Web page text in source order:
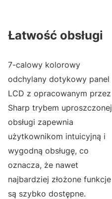
Łatwość obsługi
7-calowy kolorowy
odchylany dotykowy panel
LCD z opracowanym przez
Sharp trybem uproszczonej
obsługi zapewnia
użytkownikom intuicyjną i
wygodną obsługę, co
oznacza, że nawet
najbardziej złożone funkcje
są szybko dostępne.